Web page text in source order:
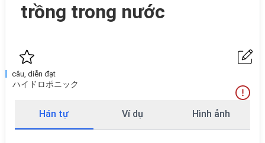
trồng trong nước
câu, diễn đạt
ハイドロポニック
Hán tự Ví dụ Hình ảnh